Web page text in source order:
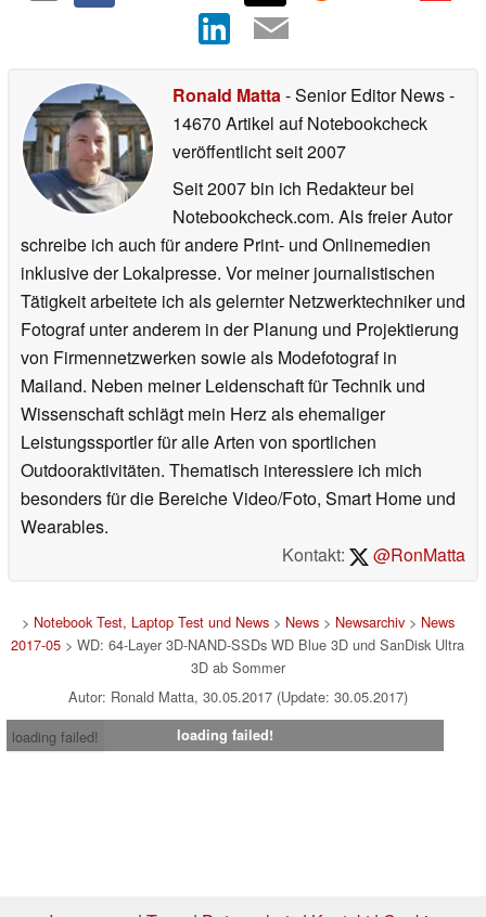
Ronald Matta- Senior Editor News-
14670 Artikel auf Notebookcheck
veröffentlichtseit 2007
Seit 2007 bin ich Redakteur bei
Notebookcheck.com. Als freier Autor
schreibe ich auch für andere Print- und Onlinemedien
inklusive der Lokalpresse. Vor meiner journalistischen
Tätigkeit arbeitete ich als gelernter Netzwerktechniker und
Fotograf unter anderem in der Planung und Projektierung
von Firmennetzwerken sowie als Modefotograf in
Mailand. Neben meiner Leidenschaft für Technik und
Wissenschaft schlägt mein Herz als ehemaliger
Leistungssportler für alle Arten von sportlichen
Outdooraktivitäten. Thematisch interessiere ich mich
besonders für die Bereiche Video/Foto, Smart Home und
Wearables.
Kontakt:
@RonMatta
> Notebook Test, Laptop Test und News> News> Newsarchiv> News
2017-05 > WD: 64-Layer 3D-NAND-SSDs WD Blue 3D und SanDisk Ultra
3D ab Sommer
Autor: Ronald Matta, 30.05.2017 (Update: 30.05.2017)
loading failed!
loading failed!